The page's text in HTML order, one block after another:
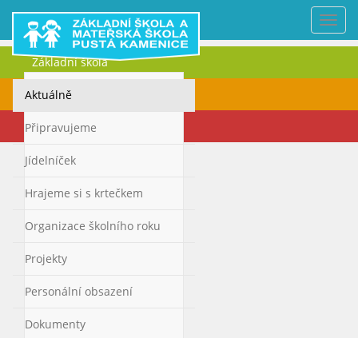
Základní škola
Mateřská škola
Kontakty
Aktuálně
Připravujeme
Jídelníček
Hrajeme si s krtečkem
Organizace školního roku
Projekty
Personální obsazení
Dokumenty